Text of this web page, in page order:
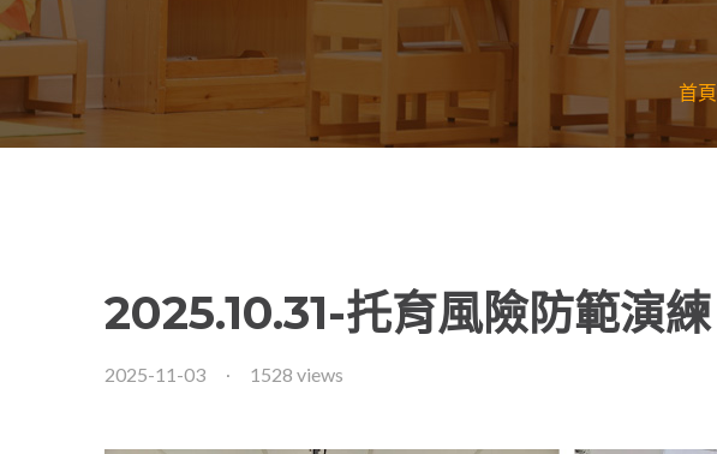
首頁
2025.10.31-托育風險防範演練
2025-11-03 1528 views